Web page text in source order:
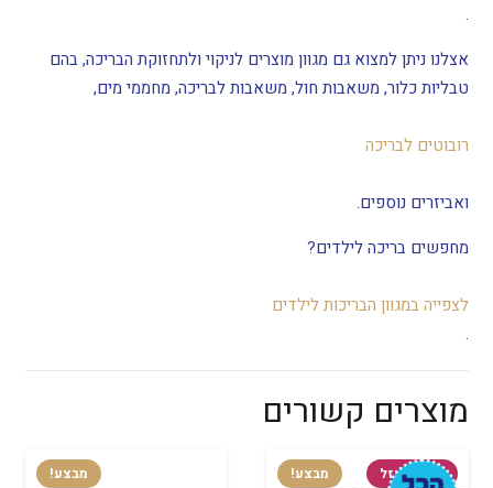
.
אצלנו ניתן למצוא גם מגוון מוצרים לניקוי ולתחזוקת הבריכה, בהם
טבליות כלור, משאבות חול, משאבות לבריכה, מחממי מים,
רובוטים לבריכה
ואביזרים נוספים.
מחפשים בריכה לילדים?
לצפייה במגוון הבריכות לילדים
.
מוצרים קשורים
מבצע! המלאי אזל מבצע!